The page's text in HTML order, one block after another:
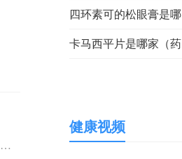
四环素可的松眼膏是哪
卡马西平片是哪家（药
健康视频